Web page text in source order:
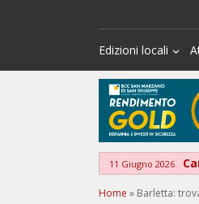
Edizioni locali
11 Giugno 2026
Home » Barletta: